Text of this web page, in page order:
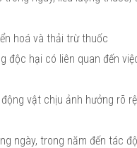
hoá và thải trừ thuốc
độc hại có liên quan đến
vật chịu ảnh hưởng rõ
ngày, trong năm đến tác